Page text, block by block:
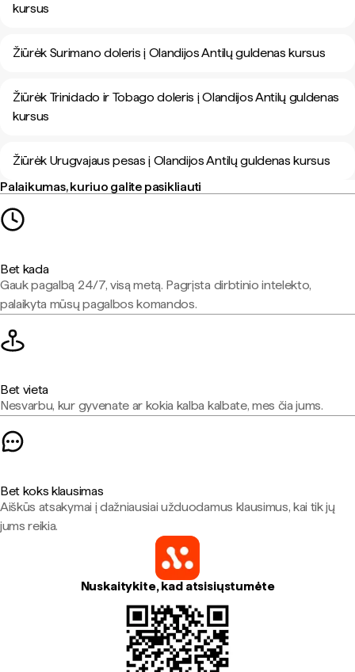
kursus
Žiūrėk Surimano doleris į Olandijos Antilų guldenas kursus
Žiūrėk Trinidado ir Tobago doleris į Olandijos Antilų guldenas
kursus
Žiūrėk Urugvajaus pesas į Olandijos Antilų guldenas kursus
Palaikumas, kuriuo galite pasikliauti
Bet kada
Gauk pagalbą 24/7, visą metą. Pagrįsta dirbtinio intelekto,
palaikyta mūsų pagalbos komandos.
Bet vieta
Nesvarbu, kur gyvenate ar kokia kalba kalbate, mes čia jums.
Bet koks klausimas
Aiškūs atsakymai į dažniausiai užduodamus klausimus, kai tik jų
jums reikia.
Nuskaitykite, kad atsisiųstumėte